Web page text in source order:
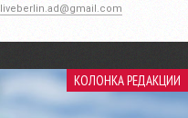
liveberlin.ad@gmail.com
КОЛОНКА РЕДАКЦИИ